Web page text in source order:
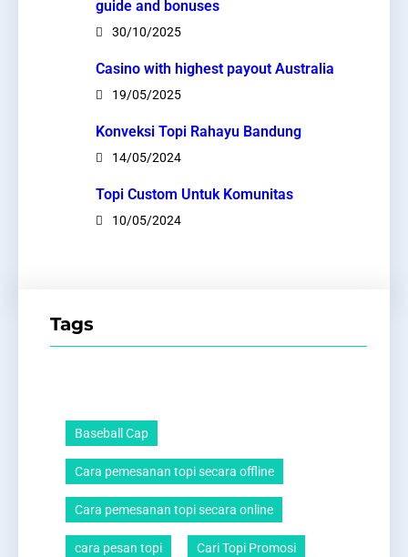
guide and bonuses
30/10/2025
Casino with highest payout Australia
19/05/2025
Konveksi Topi Rahayu Bandung
14/05/2024
Topi Custom Untuk Komunitas
10/05/2024
Tags
Baseball Cap
Cara pemesanan topi secara offline
Cara pemesanan topi secara online
cara pesan topi Cari Topi Promosi